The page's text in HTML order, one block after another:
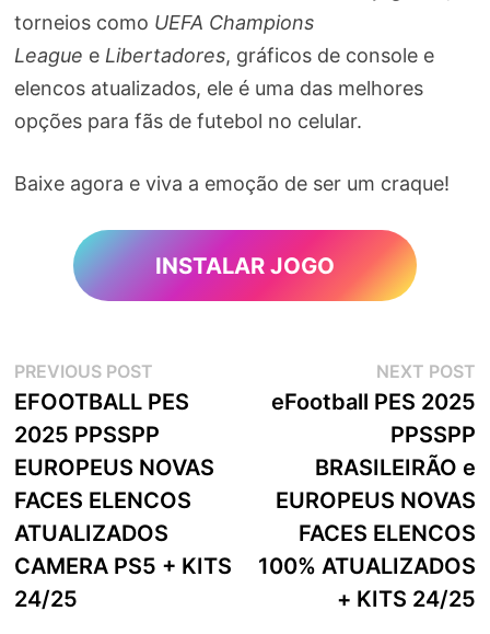
torneios como UEFA Champions
League e Libertadores, gráficos de console e
elencos atualizados, ele é uma das melhores
opções para fãs de futebol no celular.
Baixe agora e viva a emoção de ser um craque!
INSTALAR JOGO
Navegação
de
artigos
PREVIOUS POSTPrevious
post:
EFOOTBALL PES
2025 PPSSPP
EUROPEUS NOVAS
FACES ELENCOS
ATUALIZADOS
CAMERA PS5 + KITS
24/25
NEXT POST
eFootball PES 2025
PPSSPP
BRASILEIRÃO e
EUROPEUS NOVAS
FACES ELENCOS
100% ATUALIZADOS
+ KITS 24/25